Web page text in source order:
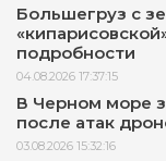
Большегруз с
подробности
04.08.2026 17:37:15
В Черном море
после атак
03.08.2026 15:32:16